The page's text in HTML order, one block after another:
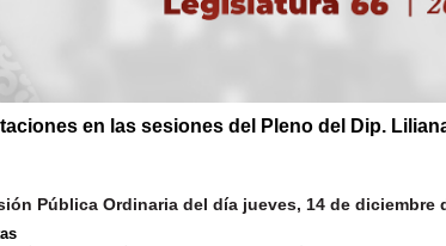
en las sesiones del Pleno del Dip.
Pública Ordinaria del día jueves, 14 de diciembre